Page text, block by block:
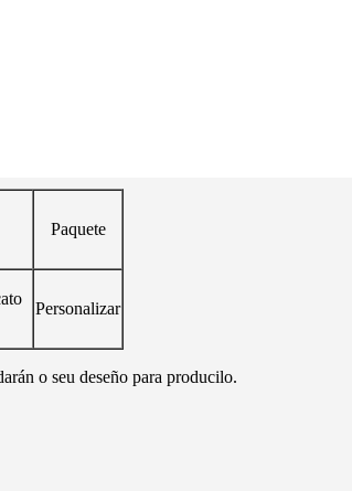
Paquete
Personalizar
o seu deseño para producilo.